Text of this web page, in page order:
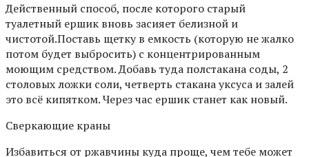
Действенный способ, после которого старый
туалетный ершик вновь засияет белизной и
чистотой.Поставь щетку в емкость (которую не жалко
потом будет выбросить) с концентрированным
моющим средством. Добавь туда полстакана соды, 2
столовых ложки соли, четверть стакана уксуса и залей
это всё кипятком. Через час ершик станет как новый.
Сверкающие краны
Избавиться от ржавчины куда проще, чем тебе может